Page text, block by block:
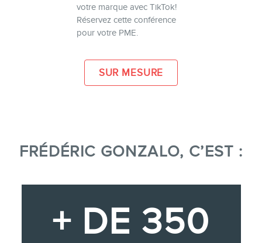
votre marque avec TikTok!
Réservez cette conférence
pour votre PME.
SUR MESURE
FRÉDÉRIC GONZALO, C’EST :
+ DE 350